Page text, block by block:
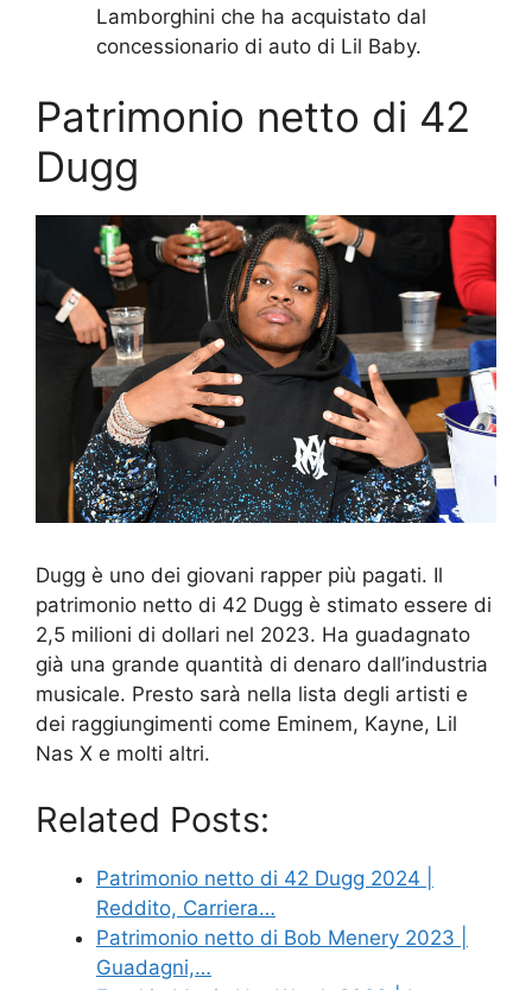
Lamborghini che ha acquistato dal
concessionario di auto di Lil Baby.
Patrimonio netto di 42
Dugg
Dugg è uno dei giovani rapper più pagati. Il
patrimonio netto di 42 Dugg è stimato essere di
2,5 milioni di dollari nel 2023. Ha guadagnato
già una grande quantità di denaro dall’industria
musicale. Presto sarà nella lista degli artisti e
dei raggiungimenti come Eminem, Kayne, Lil
Nas X e molti altri.
Related Posts:
Patrimonio netto di 42 Dugg 2024 |
Reddito, Carriera…
Patrimonio netto di Bob Menery 2023 |
Guadagni,…